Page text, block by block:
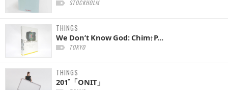
STOCKHOLM
THINGS
We Don’t Know God: Chim↑P...
TOKYO
THINGS
201˚「ONIT」